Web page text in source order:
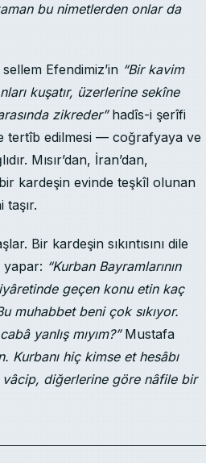
bu nimetlerden onlar da
Efendimiz’in “Bir kavim
kuşatır, üzerlerine sekîne
zikreder”hadîs-i şerîfi
tertîb edilmesi — coğrafyaya ve
Mısır’dan, İran’dan,
kardeşin evinde teşkîl olunan
Bir kardeşin sıkıntısını dile
yapar: “Kurban Bayramlarının
geçen konu etin kaç
muhabbet beni çok sıkıyor.
yanlış mıyım?”Mustafa
Kurbanı hiç kimse et hesâbı
diğerlerine göre nâfile bir